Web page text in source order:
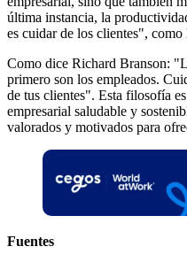
última instancia, la
es cuidar de los clientes",
Como dice Richard Branson:
primero son los empleados.
de tus clientes". Esta filosofía
empresarial saludable y
valorados y motivados para
Fuentes